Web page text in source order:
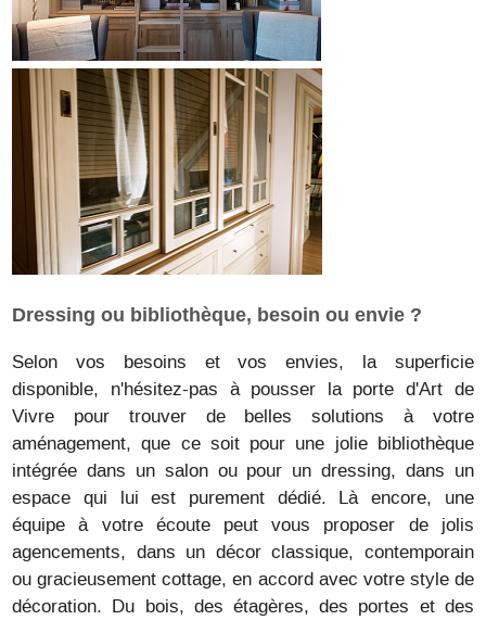
Dressing ou bibliothèque, besoin ou envie ?
Selon vos besoins et vos envies, la superficie
disponible, n'hésitez-pas à pousser la porte d'Art de
Vivre pour trouver de belles solutions à votre
aménagement, que ce soit pour une jolie bibliothèque
intégrée dans un salon ou pour un dressing, dans un
espace qui lui est purement dédié. Là encore, une
équipe à votre écoute peut vous proposer de jolis
agencements, dans un décor classique, contemporain
ou gracieusement cottage, en accord avec votre style de
décoration. Du bois, des étagères, des portes et des